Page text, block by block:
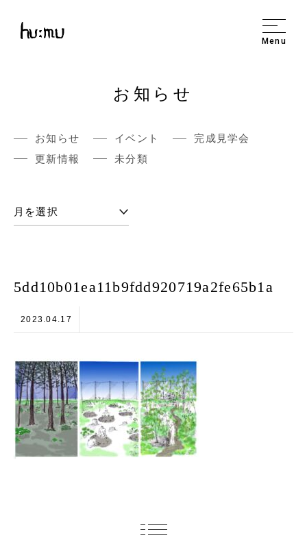
Menu
お知らせ
お知らせ イベント
完成見学会
更新情報
未分類
5dd10b01ea11b9fdd920719a2fe65b1a
2023.04.17